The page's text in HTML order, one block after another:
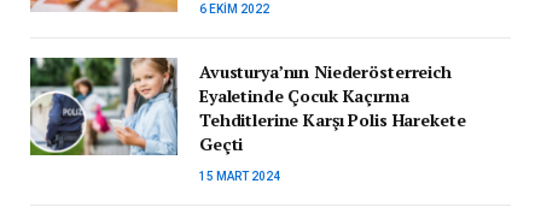
6 EKIM 2022
Avusturya’nın Niederösterreich
Eyaletinde Çocuk Kaçırma
Tehditlerine Karşı Polis Harekete
Geçti
15 MART 2024